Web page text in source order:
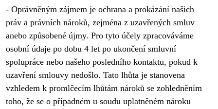
- Oprávněným zájmem je ochrana a prokázání našich
práv a právních nároků, zejména z uzavřených smluv
anebo způsobené újmy. Pro tyto účely zpracováváme
osobní údaje po dobu 4 let po ukončení smluvní
spolupráce nebo našeho posledního kontaktu, pokud k
uzavření smlouvy nedošlo. Tato lhůta je stanovena
vzhledem k promlčecím lhůtám nároků se zohledněním
toho, že se o případném u soudu uplatněném nároku